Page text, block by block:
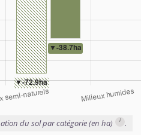
du sol par catégorie (en ha) i .